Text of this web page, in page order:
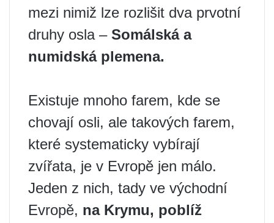
mezi nimiž lze rozlišit dva prvotní
druhy osla – Somálská a
numidská plemena.
Existuje mnoho farem, kde se
chovají osli, ale takových farem,
které systematicky vybírají
zvířata, je v Evropě jen málo.
Jeden z nich, tady ve východní
Evropě, na Krymu, poblíž